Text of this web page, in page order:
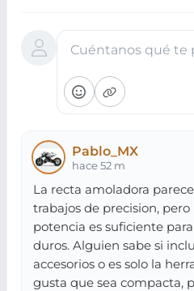
Cuéntanos qué te
Pablo_MX
hace 52 m
La recta amoladora
trabajos de precision,
potencia es suficiente
duros. Alguien sabe si
accesorios o es solo la
gusta que sea compacta,